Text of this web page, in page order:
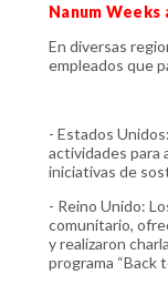
Nanum
En diversas
empleados que
- Estados
actividades para
iniciativas de
- Reino Unido:
comunitario,
y realizaron
programa “Back